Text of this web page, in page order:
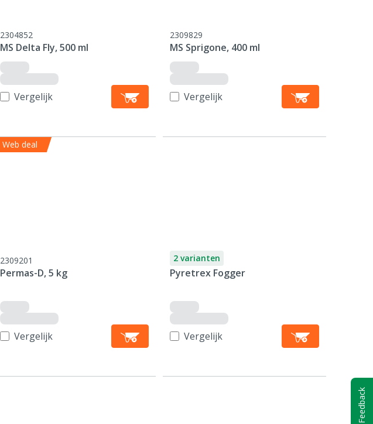
2304852
MS Delta Fly, 500 ml
Vergelijk
2309829
MS Sprigone, 400 ml
Vergelijk
Web deal
2309201
Permas-D, 5 kg
Vergelijk
2 varianten
Pyretrex Fogger
Vergelijk
Feedback